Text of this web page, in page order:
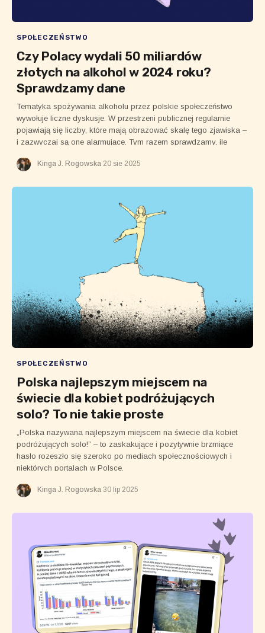
SPOŁECZEŃSTWO
Czy Polacy wydali 50 miliardów
złotych na alkohol w 2024 roku?
Sprawdzamy dane
Tematyka spożywania alkoholu przez polskie społeczeństwo
wywołuje liczne dyskusje. W przestrzeni publicznej regularnie
pojawiają się liczby, które mają obrazować skalę tego zjawiska –
i zazwyczaj są one alarmujące. Tym razem sprawdzamy, ile
Kinga J. Rogowska 20 sie 2025
SPOŁECZEŃSTWO
Polska najlepszym miejscem na
świecie dla kobiet podróżujących
solo? To nie takie proste
„Polska nazywana najlepszym miejscem na świecie dla kobiet
podróżujących solo!” – to zaskakujące i pozytywnie brzmiące
hasło rozeszło się szeroko po mediach społecznościowych i
niektórych portalach w Polsce.
Kinga J. Rogowska 30 lip 2025